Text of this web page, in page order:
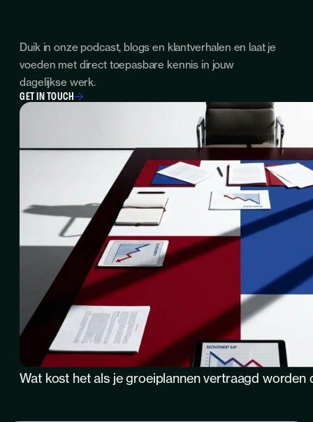
Duik in onze podcast, blogs en klantverhalen en laat je
voeden met direct toepasbare kennis in jouw
dagelijkse werk.
GET IN TOUCH
Wat kost het als je groeiplannen vertraagd worden